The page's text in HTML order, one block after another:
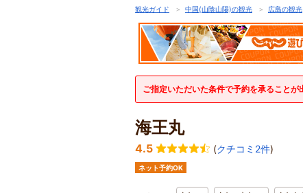
観光ガイド ＞ 中国(山陰山陽)の観光 ＞ 広島の観光
ご指定いただいた条件で予約を承ることが
海王丸
4.5 (クチコミ2件)
ネット予約OK